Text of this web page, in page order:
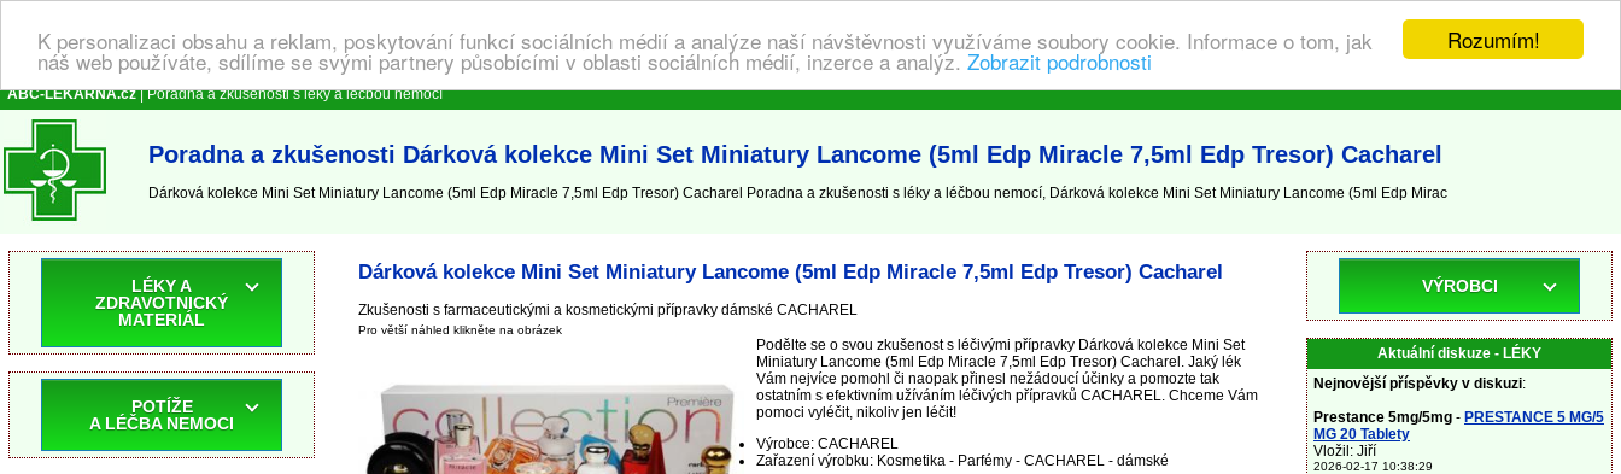
Rozumím!
K personalizaci obsahu a reklam, poskytování funkcí sociálních médií a analýze naší návštěvnosti využíváme soubory cookie. Informace o tom, jak
náš web používáte, sdílíme se svými partnery působícími v oblasti sociálních médií, inzerce a analýz. Zobrazit podrobnosti
ABC-LEKARNA.cz| Poradna a zkušenosti s léky a léčbou nemocí
Poradna a zkušenosti Dárková kolekce Mini Set Miniatury Lancome (5ml Edp Miracle 7,5ml Edp Tresor) Cacharel
Dárková kolekce Mini Set Miniatury Lancome (5ml Edp Miracle 7,5ml Edp Tresor) Cacharel Poradna a zkušenosti s léky a léčbou nemocí, Dárková kolekce Mini Set Miniatury Lancome (5ml Edp Mirac
Dárková kolekce Mini Set Miniatury Lancome (5ml Edp Miracle 7,5ml Edp Tresor) Cacharel
Zkušenosti s farmaceutickými a kosmetickými přípravky dámské CACHAREL
Pro větší náhled klikněte na obrázek
Podělte se o svou zkušenost s léčivými přípravky Dárková kolekce Mini Set
Miniatury Lancome (5ml Edp Miracle 7,5ml Edp Tresor) Cacharel. Jaký lék
Vám nejvíce pomohl či naopak přinesl nežádoucí účinky a pomozte tak
ostatním s efektivním užíváním léčivých přípravků CACHAREL. Chceme Vám
pomoci vyléčit, nikoliv jen léčit!
Výrobce: CACHAREL
Zařazení výrobku: Kosmetika - Parfémy - CACHAREL - dámské
LÉKY A
ZDRAVOTNICKÝ
MATERIÁL
POTÍŽE
A LÉČBA NEMOCI
VÝROBCI
Aktuální diskuze - LÉKY
Nejnovější příspěvky v diskuzi:
Prestance 5mg/5mg - PRESTANCE 5 MG/5
MG 20 Tablety
Vložil: Jiří
2026-02-17 10:38:29